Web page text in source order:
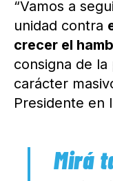
“Vamos a
unidad contra
crecer el
consigna de
carácter
Presidente en